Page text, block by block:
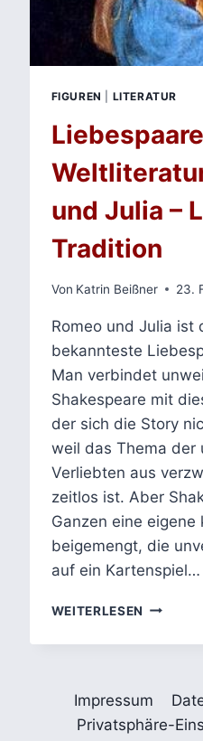
FIGUREN LITERATUR
und Julia –
Tradition
Von Katrin Beißner 23.
Romeo und Julia ist
bekannteste
Man verbindet
Shakespeare mit
der sich die Story
weil das Thema der
Verliebten aus
zeitlos ist. Aber
Ganzen eine
beigemengt, die
auf ein Kartenspiel…
WEITERLESEN
UND
JULIA
Impressum
Privatsphäre-